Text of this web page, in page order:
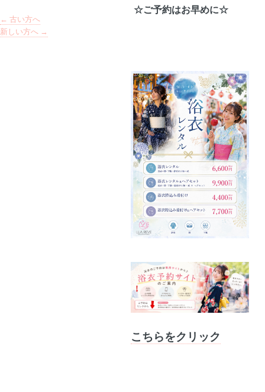
☆ご予約はお早めに☆
こちらをクリック
← 古い方へ
新しい方へ →